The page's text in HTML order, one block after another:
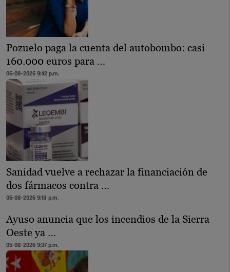
Pozuelo paga la cuenta del autobombo: casi
160.000 euros para …
06-08-2026 9:42 p.m.
Sanidad vuelve a rechazar la financiación de
dos fármacos contra …
06-08-2026 9:18 p.m.
Ayuso anuncia que los incendios de la Sierra
Oeste ya …
05-08-2026 9:37 p.m.